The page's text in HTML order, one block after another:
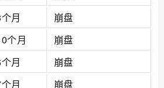
月
崩盘
个月
崩盘
月
崩盘
月
崩盘